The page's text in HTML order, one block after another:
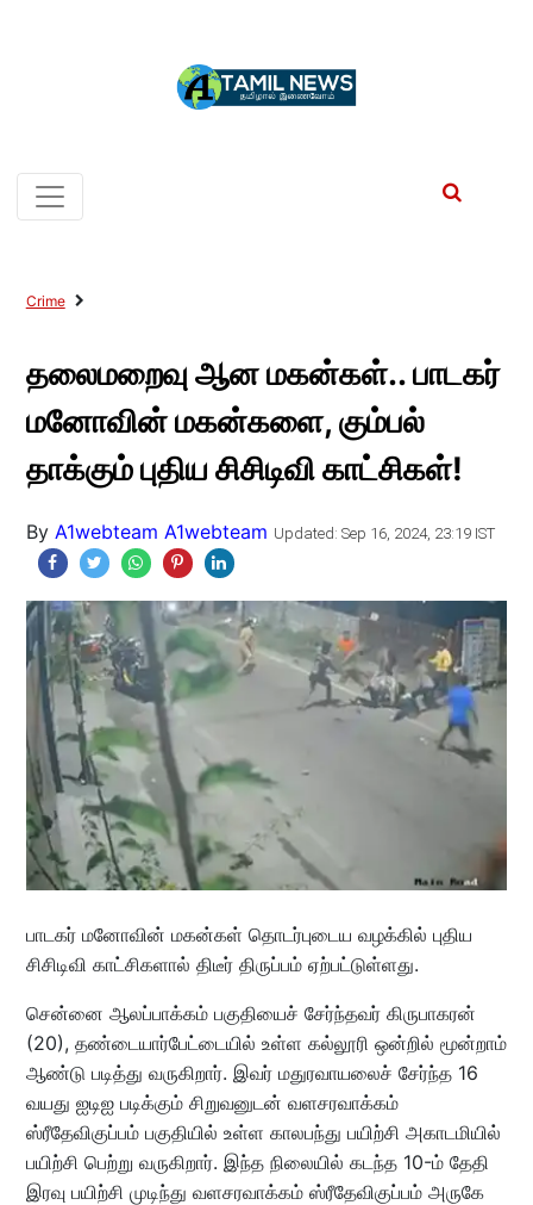
Crime
தலைமறைவு ஆன மகன்கள்.. பாடகர்
மனோவின் மகன்களை, கும்பல்
தாக்கும் புதிய சிசிடிவி காட்சிகள்!
By A1webteam A1webteam Updated: Sep 16, 2024, 23:19 IST
பாடகர் மனோவின் மகன்கள் தொடர்புடைய வழக்கில் புதிய
சிசிடிவி காட்சிகளால் திடீர் திருப்பம் ஏற்பட்டுள்ளது.
சென்னை ஆலப்பாக்கம் பகுதியைச் சேர்ந்தவர் கிருபாகரன்
(20), தண்டையார்பேட்டையில் உள்ள கல்லூரி ஒன்றில் மூன்றாம்
ஆண்டு படித்து வருகிறார். இவர் மதுரவாயலைச் சேர்ந்த 16
வயது ஐடிஐ படிக்கும் சிறுவனுடன் வளசரவாக்கம்
ஸ்ரீதேவிகுப்பம் பகுதியில் உள்ள காலபந்து பயிற்சி அகாடமியில்
பயிற்சி பெற்று வருகிறார். இந்த நிலையில் கடந்த 10-ம் தேதி
இரவு பயிற்சி முடிந்து வளசரவாக்கம் ஸ்ரீதேவிகுப்பம் அருகே